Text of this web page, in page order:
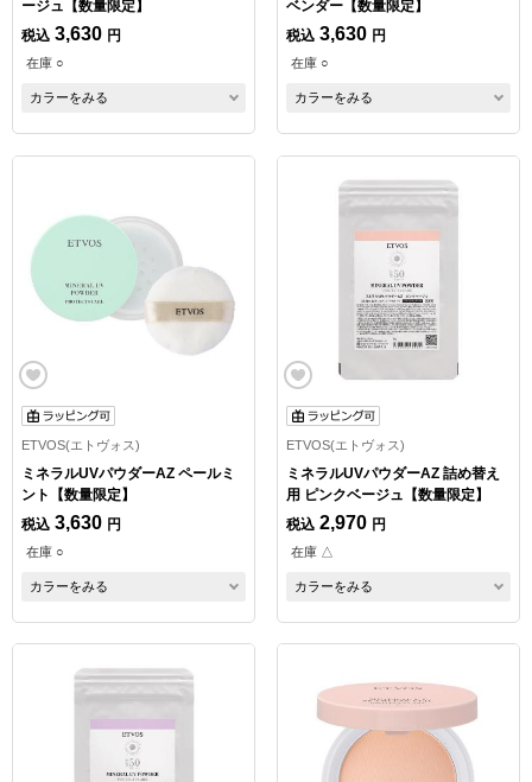
ージュ【数量限定】
税込 3,630 円
在庫 ○
カラーをみる
ベンダー【数量限定】
税込 3,630 円
在庫 ○
カラーをみる
ETVOS(エトヴォス)
ミネラルUVパウダーAZ ペールミ
ント【数量限定】
税込 3,630 円
在庫 ○
カラーをみる
ETVOS(エトヴォス)
ミネラルUVパウダーAZ 詰め替え
用 ピンクベージュ【数量限定】
税込 2,970 円
在庫 △
カラーをみる